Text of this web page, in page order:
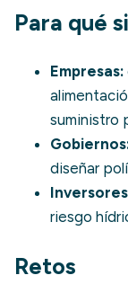
Para qué
Empresas:
suministro
diseñar
riesgo
Retos